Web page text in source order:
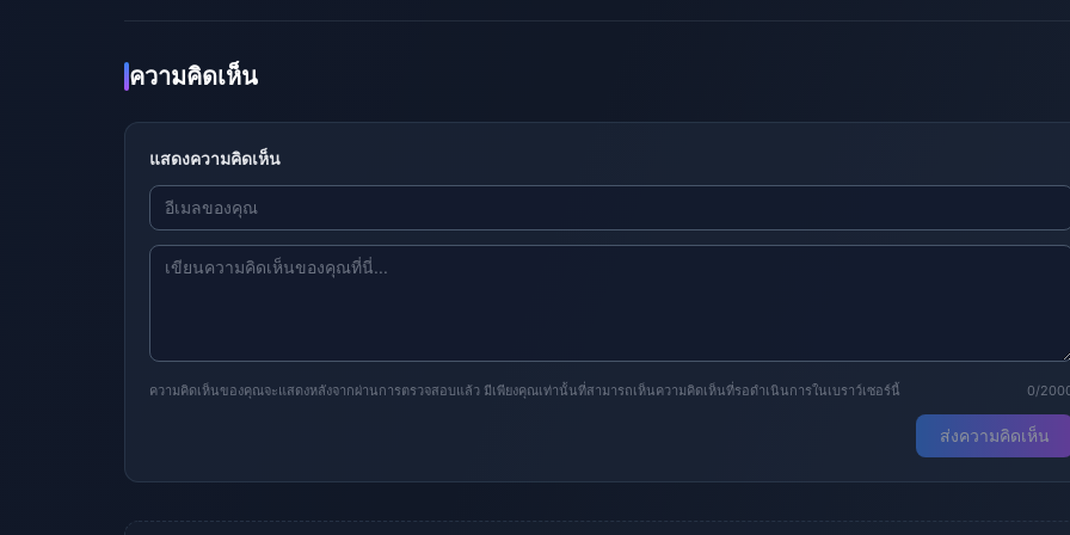
ความคิดเห็น
แสดงความคิดเห็น
ความคิดเห็นของคุณจะแสดงหลังจากผ่านการตรวจสอบแล้ว มีเพียงคุณเท่านั้นที่สามารถเห็นความคิดเห็นที่รอดำเนินการในเบราว์เซอร์นี้ 0/
ส่งความคิดเห็น